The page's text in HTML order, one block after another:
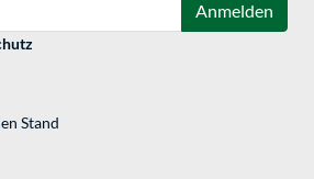
Anmelden
Stand